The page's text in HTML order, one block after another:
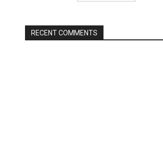
RECENT COMMENTS